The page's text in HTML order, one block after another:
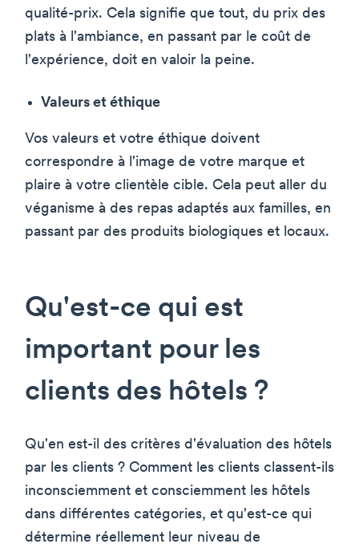
qualité-prix. Cela signifie que tout, du prix des
plats à l'ambiance, en passant par le coût de
l'expérience, doit en valoir la peine.
Valeurs et éthique
Vos valeurs et votre éthique doivent
correspondre à l'image de votre marque et
plaire à votre clientèle cible. Cela peut aller du
véganisme à des repas adaptés aux familles, en
passant par des produits biologiques et locaux.
Qu'est-ce qui est
important pour les
clients des hôtels ?
Qu'en est-il des critères d'évaluation des hôtels
par les clients ? Comment les clients classent-ils
inconsciemment et consciemment les hôtels
dans différentes catégories, et qu'est-ce qui
détermine réellement leur niveau de